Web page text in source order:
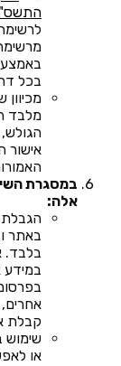
בכל
מלבד
במסגרת
אלה:
הגבלת
באתר
בלבד.
במידע
קבלת
שימוש
או